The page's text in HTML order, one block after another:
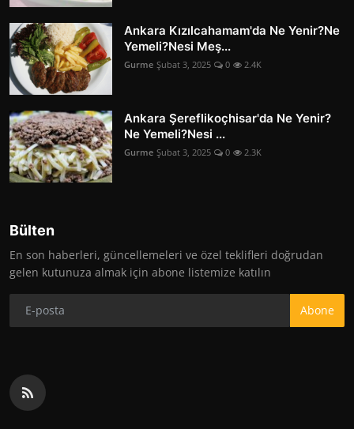
Ankara Kızılcahamam'da Ne Yenir?Ne
Yemeli?Nesi Meş...
Gurme Şubat 3, 2025 0 2.4K
Ankara Şereflikoçhisar'da Ne Yenir?
Ne Yemeli?Nesi ...
Gurme Şubat 3, 2025 0 2.3K
Bülten
En son haberleri, güncellemeleri ve özel teklifleri doğrudan
gelen kutunuza almak için abone listemize katılın
Abone